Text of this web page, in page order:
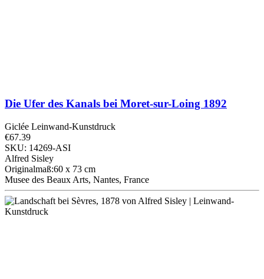
Die Ufer des Kanals bei Moret-sur-Loing 1892
Giclée Leinwand-Kunstdruck
€67.39
SKU: 14269-ASI
Alfred Sisley
Originalmaß:60 x 73 cm
Musee des Beaux Arts, Nantes, France